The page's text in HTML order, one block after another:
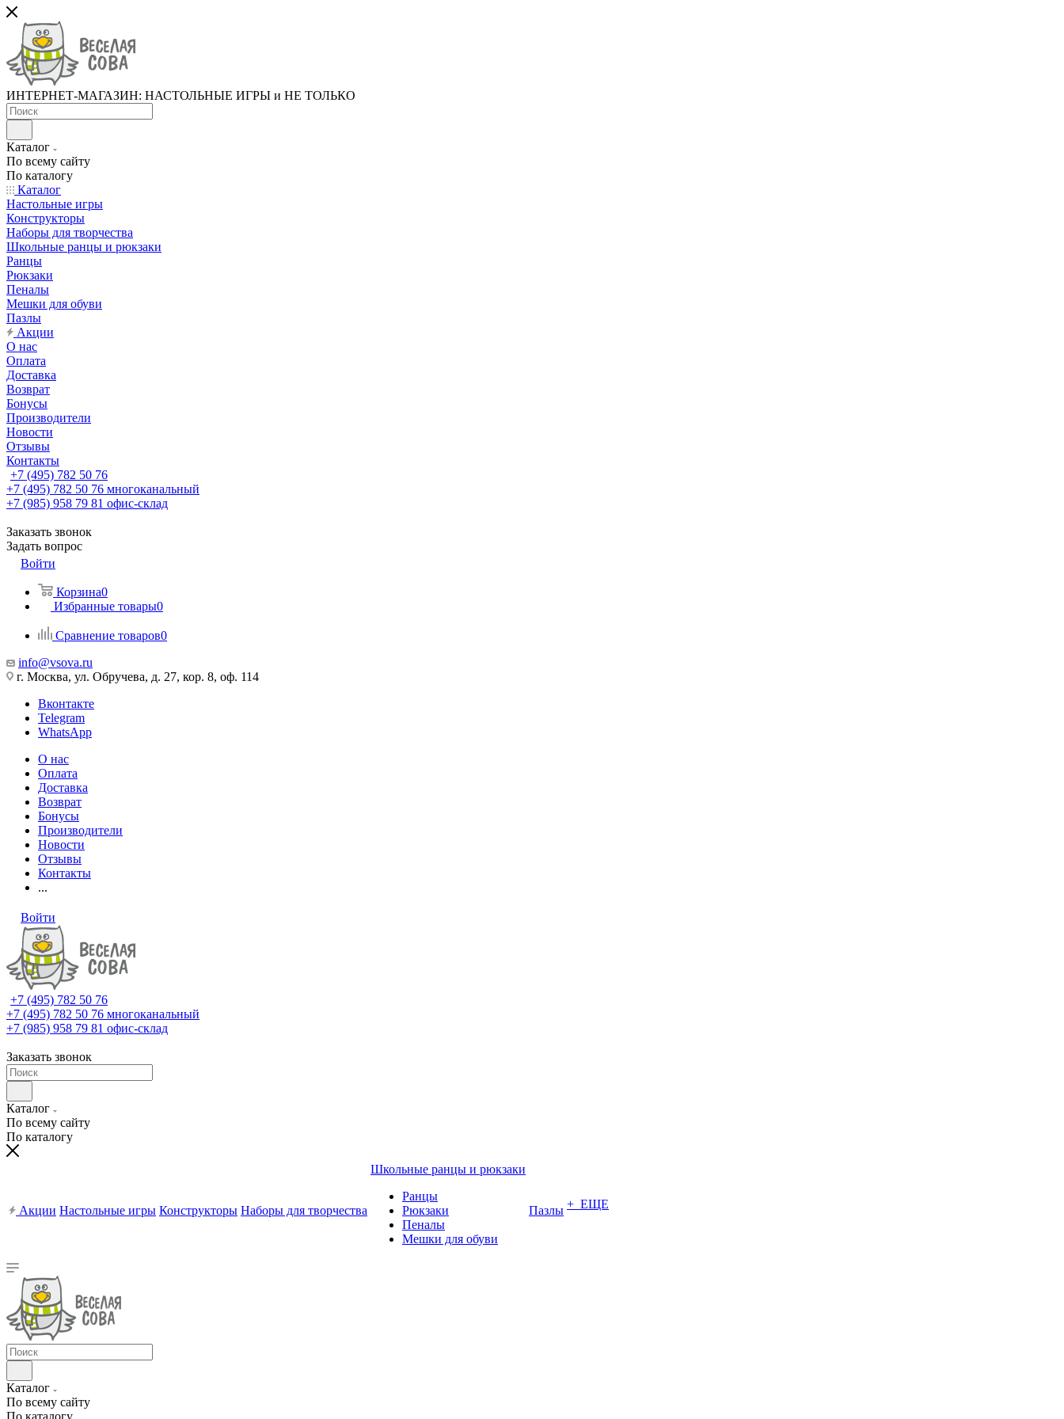
ИНТЕРНЕТ-МАГАЗИН: НАСТОЛЬНЫЕ ИГРЫ и НЕ ТОЛЬКО
Каталог
По всему сайту
По каталогу
Каталог
Настольные игры
Конструкторы
Наборы для творчества
Школьные ранцы и рюкзаки
Ранцы
Рюкзаки
Пеналы
Мешки для обуви
Пазлы
Акции
О нас
Оплата
Доставка
Возврат
Бонусы
Производители
Новости
Отзывы
Контакты
+7 (495) 782 50 76
+7 (495) 782 50 76 многоканальный
+7 (985) 958 79 81 офис-склад
Заказать звонок
Задать вопрос
Войти
Корзина0
Избранные товары0
Сравнение товаров0
info@vsova.ru
г. Москва, ул. Обручева, д. 27, кор. 8, оф. 114
Вконтакте
Telegram
WhatsApp
О нас
Оплата
Доставка
Возврат
Бонусы
Производители
Новости
Отзывы
Контакты
...
Войти
+7 (495) 782 50 76
+7 (495) 782 50 76 многоканальный
+7 (985) 958 79 81 офис-склад
Заказать звонок
Каталог
По всему сайту
По каталогу
Акции Настольные игры Конструкторы Наборы для творчества
Школьные ранцы и рюкзаки
Ранцы
Рюкзаки
Пеналы
Мешки для обуви
Пазлы + ЕЩЕ
Каталог
По всему сайту
По каталогу